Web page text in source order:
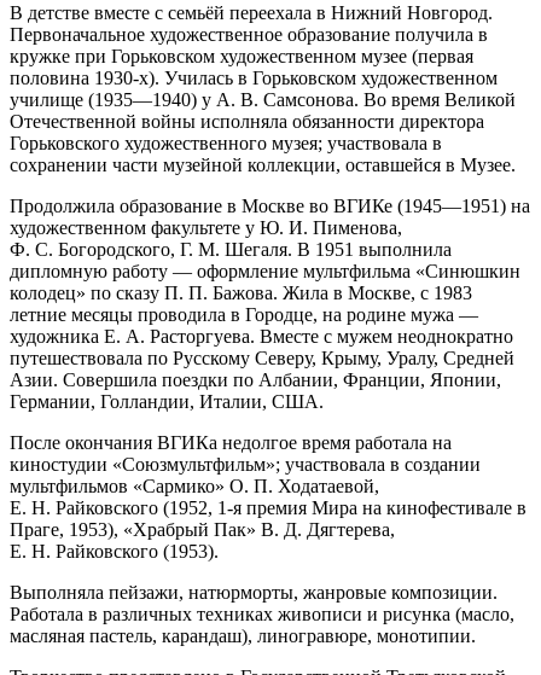
В детстве вместе с семьёй переехала в Нижний Новгород.
Первоначальное художественное образование получила в
кружке при Горьковском художественном музее (первая
половина 1930-х). Училась в Горьковском художественном
училище (1935—1940) у А. В. Самсонова. Во время Великой
Отечественной войны исполняла обязанности директора
Горьковского художественного музея; участвовала в
сохранении части музейной коллекции, оставшейся в Музее.
Продолжила образование в Москве во ВГИКе (1945—1951) на
художественном факультете у Ю. И. Пименова,
Ф. С. Богородского, Г. М. Шегаля. В 1951 выполнила
дипломную работу — оформление мультфильма «Синюшкин
колодец» по сказу П. П. Бажова. Жила в Москве, с 1983
летние месяцы проводила в Городце, на родине мужа —
художника Е. А. Расторгуева. Вместе с мужем неоднократно
путешествовала по Русскому Северу, Крыму, Уралу, Средней
Азии. Совершила поездки по Албании, Франции, Японии,
Германии, Голландии, Италии, США.
После окончания ВГИКа недолгое время работала на
киностудии «Союзмультфильм»; участвовала в создании
мультфильмов «Сармико» О. П. Ходатаевой,
Е. Н. Райковского (1952, 1-я премия Мира на кинофестивале в
Праге, 1953), «Храбрый Пак» В. Д. Дягтерева,
Е. Н. Райковского (1953).
Выполняла пейзажи, натюрморты, жанровые композиции.
Работала в различных техниках живописи и рисунка (масло,
масляная пастель, карандаш), линогравюре, монотипии.